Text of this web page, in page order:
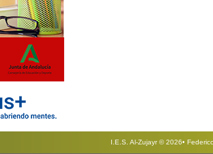
I.E.S. Al-Zujayr © 2026•